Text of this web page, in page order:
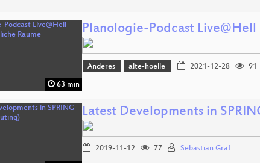
63 min
Planologie-Podcast
Anderes alte-hoelle 2021-12-28 91
Latest Developments in
2019-11-12 77 Sebastian Graf